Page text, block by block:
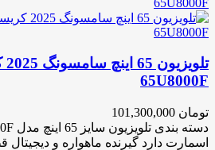
65U8000F
تومان
اسمارت دارد گیرنده ماهواره و